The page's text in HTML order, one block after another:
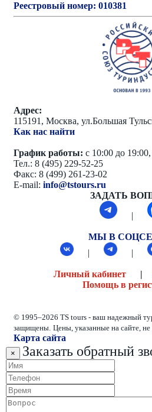
Реестровый номер: 010381
Адрес:
115191, Москва, ул.Большая
Как нас найти
График работы: с 10:00 до
Тел.: 8 (495) 229-52-25
Факс: 8 (499) 261-23-02
E-mail: info@tstours.ru
ЗАДАТЬ
|
МЫ В
|
|
Личный кабинет|
Помощь в
© 1995–2026 TS tours - ваш надежный
защищены. Цены, указанные на сайте,
Карта сайта
× Заказать обратный